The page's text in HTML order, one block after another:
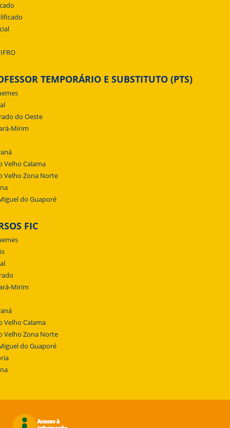
TEMPORÁRIO E SUBSTITUTO (PTS)
do Oeste
Mirim
Velho Calama
Velho Zona Norte
do Guaporé
FIC
Mirim
Velho Calama
Velho Zona Norte
do Guaporé